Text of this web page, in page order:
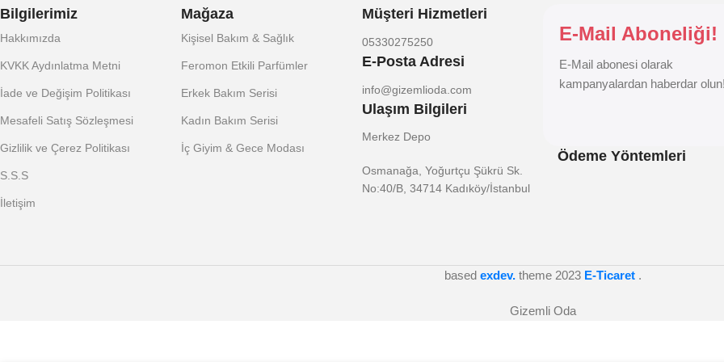
Bilgilerimiz
Hakkımızda
KVKK Aydınlatma Metni
İade ve Değişim Politikası
Mesafeli Satış Sözleşmesi
Gizlilik ve Çerez Politikası
S.S.S
İletişim
Mağaza
Kişisel Bakım & Sağlık
Feromon Etkili Parfümler
Erkek Bakım Serisi
Kadın Bakım Serisi
İç Giyim & Gece Modası
Müşteri Hizmetleri
05330275250
E-Posta Adresi
info@gizemlioda.com
Ulaşım Bilgileri
Merkez Depo
Osmanağa, Yoğurtçu Şükrü Sk.
No:40/B, 34714 Kadıköy/İstanbul
E-Mail Aboneliği!
E-Mail abonesi olarak
kampanyalardan haberdar
Ödeme Yöntemleri
based exdev. theme 2023 E-Ticaret .
Gizemli Oda